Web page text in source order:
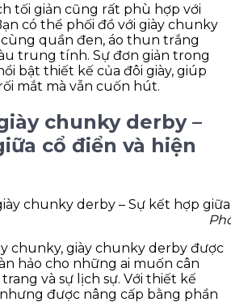
tối giản cũng rất phù hợp với
có thể phối đồ với giày chunky
quần đen, áo thun trắng
trung tính. Sự đơn giản trong
bật thiết kế của đôi giày, giúp
mắt mà vẫn cuốn hút.
chunky derby –
cổ điển và hiện
chunky, giày chunky derby được
hảo cho những ai muốn cân
và sự lịch sự. Với thiết kế
được nâng cấp bằng phần